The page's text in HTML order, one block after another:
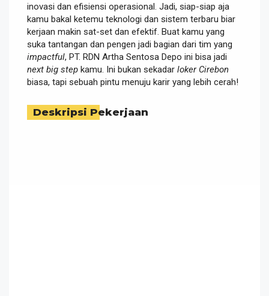
inovasi dan efisiensi operasional. Jadi, siap-siap aja
kamu bakal ketemu teknologi dan sistem terbaru biar
kerjaan makin sat-set dan efektif. Buat kamu yang
suka tantangan dan pengen jadi bagian dari tim yang
impactful, PT. RDN Artha Sentosa Depo ini bisa jadi
next big step kamu. Ini bukan sekadar loker Cirebon
biasa, tapi sebuah pintu menuju karir yang lebih cerah!
Deskripsi Pekerjaan